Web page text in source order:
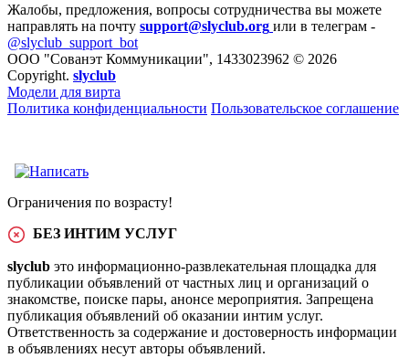
Жалобы, предложения, вопросы сотрудничества вы можете
направлять на почту support@slyclub.org или в телеграм -
@slyclub_support_bot
ООО "Сованэт Коммуникации", 1433023962 © 2026
Copyright. slyclub
Модели для вирта
Политика конфиденциальности Пользовательское соглашение
Ограничения по возрасту!
БЕЗ ИНТИМ УСЛУГ
slyclub это информационно-развлекательная площадка для
публикации объявлений от частных лиц и организаций о
знакомстве, поиске пары, анонсе мероприятия. Запрещена
публикация объявлений об оказании интим услуг.
Ответственность за содержание и достоверность информации
в объявлениях несут авторы объявлений.